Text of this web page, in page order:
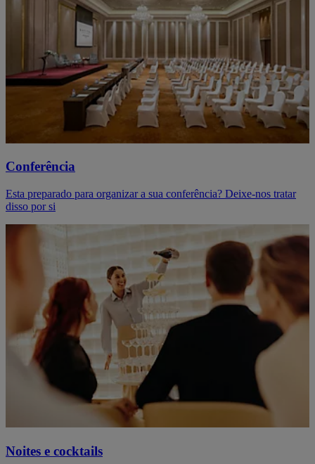
Conferência
Esta preparado para organizar a sua conferência? Deixe-nos tratar
disso por si
Noites e cocktails